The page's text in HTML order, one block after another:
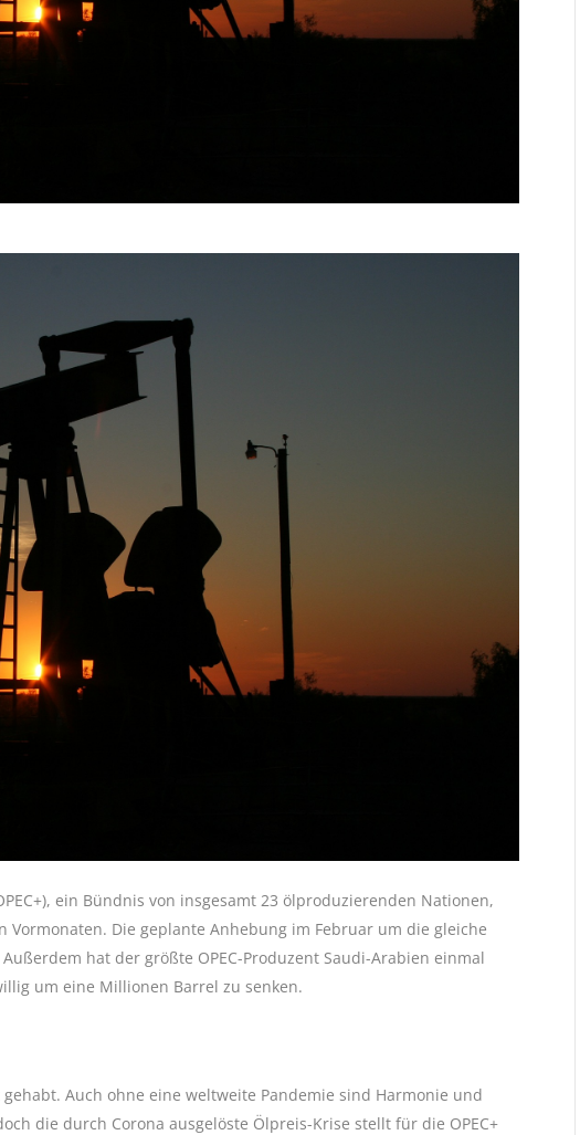
ein Bündnis von insgesamt 23 ölproduzierenden Nationen,
Die geplante Anhebung im Februar um die gleiche
hat der größte OPEC-Produzent Saudi-Arabien einmal
um eine Millionen Barrel zu senken.
Auch ohne eine weltweite Pandemie sind Harmonie und
die durch Corona ausgelöste Ölpreis-Krise stellt für die OPEC+